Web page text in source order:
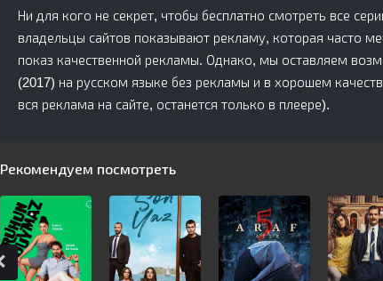
Ни для кого не секрет, чтобы бесплатно смотреть все
владельцы сайтов показывают рекламу, которая часто
показ качественной рекламы. Однако, мы оставляем
(2017) на русском языке без рекламы и в хорошем
вся реклама на сайте, останется только в плеере).
Рекомендуем посмотреть